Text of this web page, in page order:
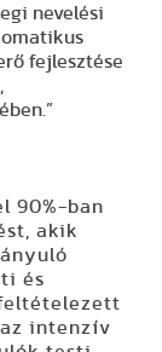
nevelési
fejlesztése
90%-ban
akik
és
intenzív